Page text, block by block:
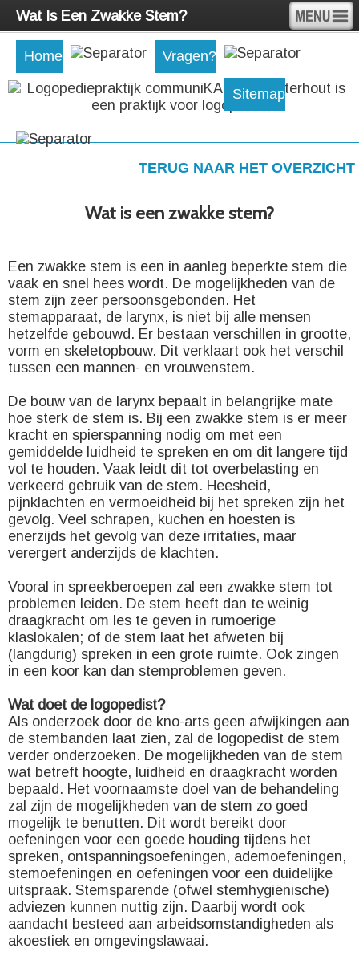
Wat Is Een Zwakke Stem?
Home Vragen?
Sitemap
TERUG NAAR HET OVERZICHT
Wat is een zwakke stem?
Een zwakke stem is een in aanleg beperkte stem die
vaak en snel hees wordt. De mogelijkheden van de
stem zijn zeer persoonsgebonden. Het
stemapparaat, de larynx, is niet bij alle mensen
hetzelfde gebouwd. Er bestaan verschillen in grootte,
vorm en skeletopbouw. Dit verklaart ook het verschil
tussen een mannen- en vrouwenstem.
De bouw van de larynx bepaalt in belangrijke mate
hoe sterk de stem is. Bij een zwakke stem is er meer
kracht en spierspanning nodig om met een
gemiddelde luidheid te spreken en om dit langere tijd
vol te houden. Vaak leidt dit tot overbelasting en
verkeerd gebruik van de stem. Heesheid,
pijnklachten en vermoeidheid bij het spreken zijn het
gevolg. Veel schrapen, kuchen en hoesten is
enerzijds het gevolg van deze irritaties, maar
verergert anderzijds de klachten.
Vooral in spreekberoepen zal een zwakke stem tot
problemen leiden. De stem heeft dan te weinig
draagkracht om les te geven in rumoerige
klaslokalen; of de stem laat het afweten bij
(langdurig) spreken in een grote ruimte. Ook zingen
in een koor kan dan stemproblemen geven.
Wat doet de logopedist?
Als onderzoek door de kno-arts geen afwijkingen aan
de stembanden laat zien, zal de logopedist de stem
verder onderzoeken. De mogelijkheden van de stem
wat betreft hoogte, luidheid en draagkracht worden
bepaald. Het voornaamste doel van de behandeling
zal zijn de mogelijkheden van de stem zo goed
mogelijk te benutten. Dit wordt bereikt door
oefeningen voor een goede houding tijdens het
spreken, ontspanningsoefeningen, ademoefeningen,
stemoefeningen en oefeningen voor een duidelijke
uitspraak. Stemsparende (ofwel stemhygiënische)
adviezen kunnen nuttig zijn. Daarbij wordt ook
aandacht besteed aan arbeidsomstandigheden als
akoestiek en omgevingslawaai.